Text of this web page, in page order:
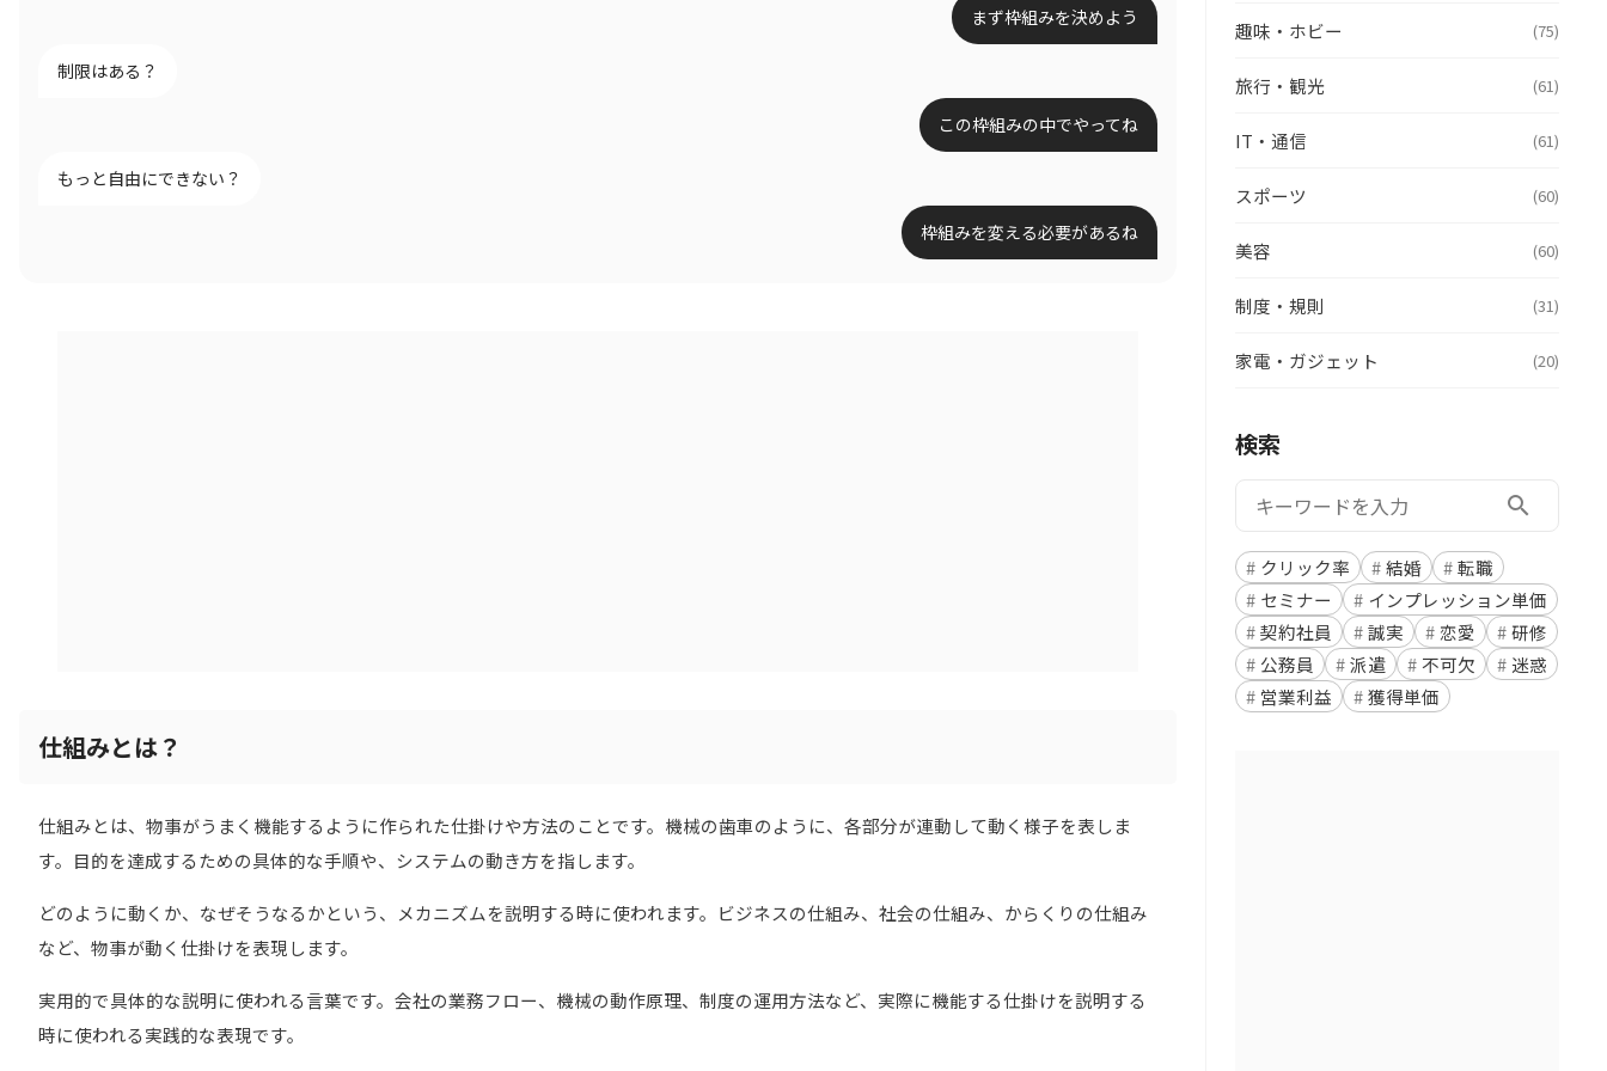
まず枠組みを決めよう
制限はある？
この枠組みの中でやってね
もっと自由にできない？
枠組みを変える必要があるね
仕組みとは？
仕組みとは、物事がうまく機能するように作られた仕掛けや方法のことです。機械の歯車のように、各部分が連動して動く様子を表しま
す。目的を達成するための具体的な手順や、システムの動き方を指します。
どのように動くか、なぜそうなるかという、メカニズムを説明する時に使われます。ビジネスの仕組み、社会の仕組み、からくりの仕組み
など、物事が動く仕掛けを表現します。
実用的で具体的な説明に使われる言葉です。会社の業務フロー、機械の動作原理、制度の運用方法など、実際に機能する仕掛けを説明する
時に使われる実践的な表現です。
趣味・ホビー (75)
旅行・観光 (61)
IT・通信 (61)
スポーツ (60)
美容 (60)
制度・規則 (31)
家電・ガジェット (20)
検索
検索: search
クリック率 結婚
転職
セミナー
インプレッション単価
契約社員
誠実 恋愛
研修
公務員
派遣 不可欠
迷惑
営業利益
獲得単価